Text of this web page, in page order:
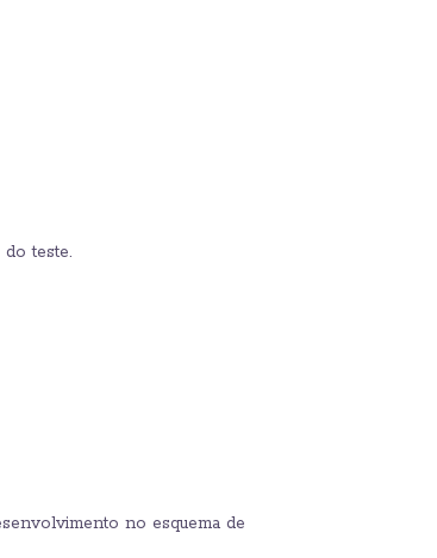
teste.
no esquema de